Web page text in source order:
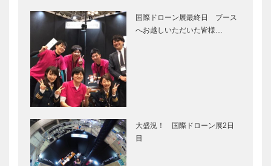
国際ドローン展最終日 ブース
へお越しいただいた皆様…
大盛況！ 国際ドローン展2日
目